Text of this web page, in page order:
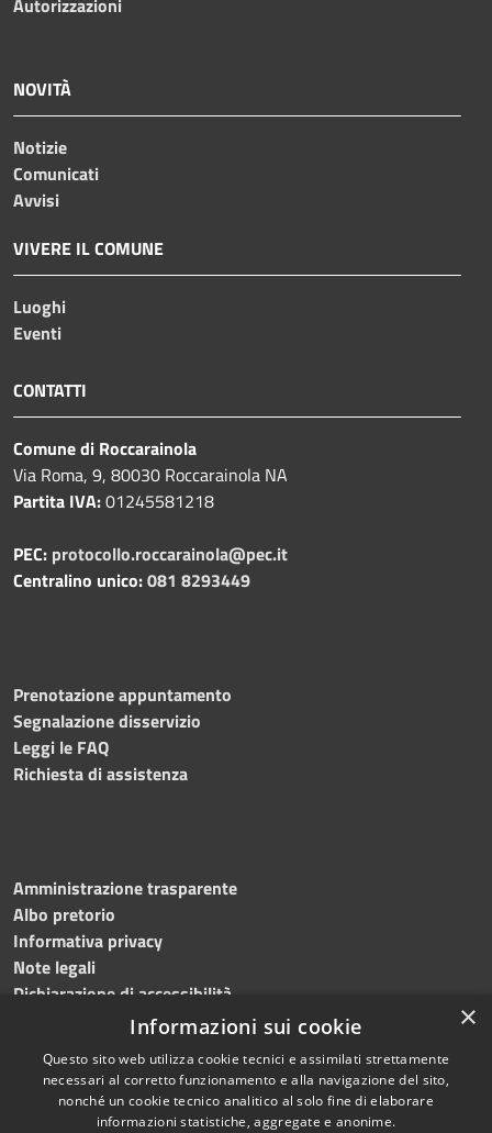
NOVITÀ
Notizie
Comunicati
Avvisi
VIVERE IL COMUNE
Luoghi
Eventi
CONTATTI
Comune di Roccarainola
Via Roma, 9, 80030 Roccarainola NA
Partita IVA:01245581218
PEC: protocollo.roccarainola@pec.it
Centralino unico:081 8293449
Prenotazione appuntamento
Segnalazione disservizio
Leggi le FAQ
Richiesta di assistenza
Amministrazione trasparente
Albo pretorio
Informativa privacy
Note legali
Dichiarazione di accessibilità
Accessibilità
Copyright © 2024, Comune
di Roccarainola
×
Informazioni sui cookie
Questo sito web utilizza cookie tecnici e assimilati strettamente
necessari al corretto funzionamento e alla navigazione del sito,
nonché un cookie tecnico analitico al solo fine di elaborare
informazioni statistiche, aggregate e anonime.